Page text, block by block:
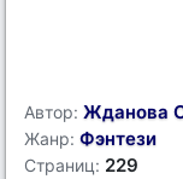
Автор: Жданова
Жанр: Фэнтези
Страниц: 229